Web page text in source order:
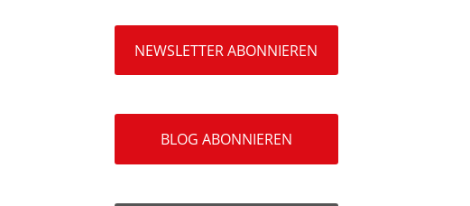
NEWSLETTER ABONNIEREN
BLOG ABONNIEREN